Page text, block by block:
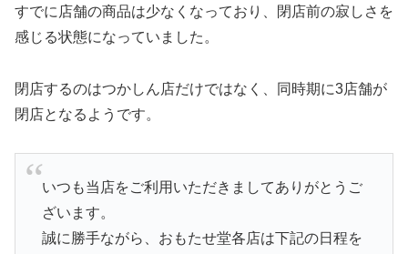
すでに店舗の商品は少なくなっており、閉店前の寂しさを
感じる状態になっていました。
閉店するのはつかしん店だけではなく、同時期に3店舗が
閉店となるようです。
いつも当店をご利用いただきましてありがとうご
ざいます。
誠に勝手ながら、おもたせ堂各店は下記の日程を